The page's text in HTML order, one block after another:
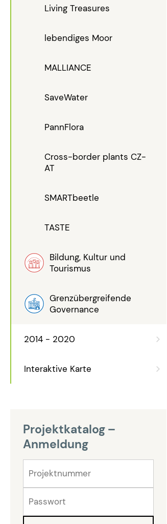
Living Treasures
lebendiges Moor
MALLIANCE
SaveWater
PannFlora
Cross-border plants CZ-
AT
SMARTbeetle
TASTE
Bildung, Kultur und
Tourismus
Grenzübergreifende
Governance
2014 - 2020
Interaktive Karte
Projektkatalog –
Anmeldung